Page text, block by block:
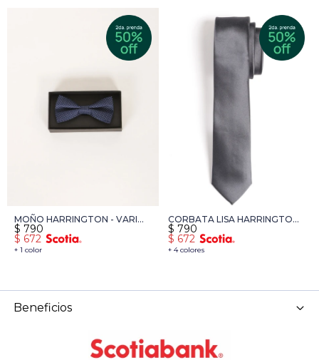
MOÑO HARRINGTON - VARIOS
COLORES
+ 1 color
$ 790
$ 672
CORBATA LISA HARRINGTON
LABEL - GRIS OSCURO
+ 4 colores
$ 790
$ 672
Beneficios